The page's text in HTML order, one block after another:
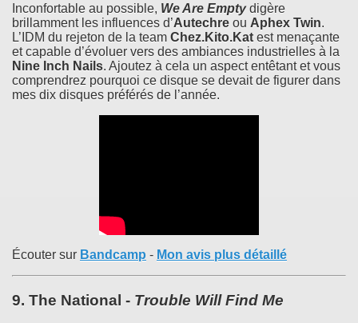
Inconfortable au possible, We Are Empty digère
brillamment les influences d’Autechre ou Aphex Twin.
L’IDM du rejeton de la team Chez.Kito.Kat est menaçante
et capable d’évoluer vers des ambiances industrielles à la
Nine Inch Nails. Ajoutez à cela un aspect entêtant et vous
comprendrez pourquoi ce disque se devait de figurer dans
mes dix disques préférés de l’année.
Écouter sur Bandcamp - Mon avis plus détaillé
9. The National - Trouble Will Find Me